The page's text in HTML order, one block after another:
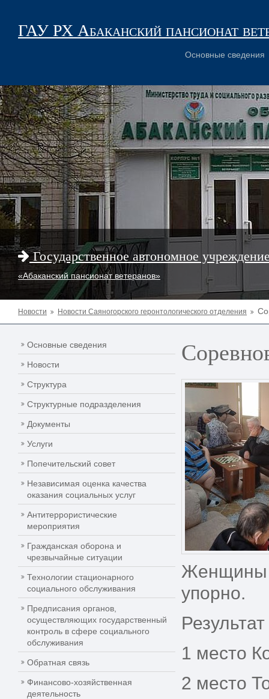
ГАУ РХ Абаканский пансионат
Основные сведения
Государственное автономное
«Абаканский пансионат ветеранов»
Новости Новости Саяногорского геронтологического отделения
Основные сведения
Новости
Структура
Структурные подразделения
Документы
Услуги
Попечительский совет
Независимая оценка качества
оказания социальных услуг
Антитеррористические
мероприятия
Гражданская оборона и
чрезвычайные ситуации
Технологии стационарного
социального обслуживания
Предписания органов,
осуществляющих государственный
контроль в сфере социального
обслуживания
Обратная связь
Финансово-хозяйственная
деятельность
Женщины
упорно.
1 место
2 место